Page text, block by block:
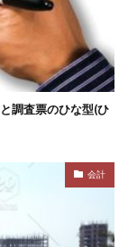
調査票のひな型(ひ
会計